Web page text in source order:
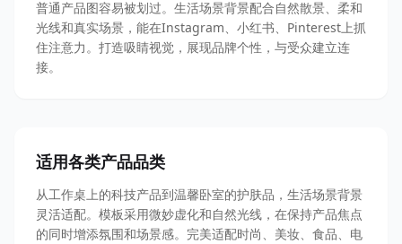
普通产品图容易被划过。生活场景背景配合自然散景、柔和
光线和真实场景，能在Instagram、小红书、Pinterest上抓
住注意力。打造吸睛视觉，展现品牌个性，与受众建立连
接。
适用各类产品品类
从工作桌上的科技产品到温馨卧室的护肤品，生活场景背景
灵活适配。模板采用微妙虚化和自然光线，在保持产品焦点
的同时增添氛围和场景感。完美适配时尚、美妆、食品、电